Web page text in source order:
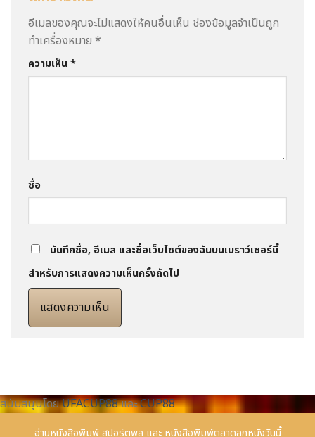
อีเมลของคุณจะไม่แสดงให้คนอื่นเห็น ช่องข้อมูลจำเป็นถูก
ทำเครื่องหมาย *
ความเห็น*
ชื่อ
บันทึกชื่อ, อีเมล และชื่อเว็บไซต์ของฉันบนเบราว์เซอร์นี้
สำหรับการแสดงความเห็นครั้งถัดไป
สนับสนุนโดยUFACUP88และCUP88
อ่านหนังสือพิมพ์สปอร์ตพูล และ หนังสือพิมพ์ตลาดลูกหนังวันนี้